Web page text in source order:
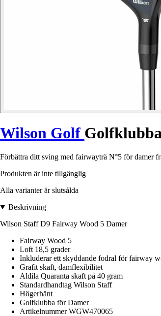
Wilson Golf
Förbättra ditt sving med fairwayträ N°5 för damer
Produkten är inte tillgänglig
Alla varianter är slutsålda
Beskrivning
Wilson Staff D9 Fairway Wood 5 Damer
Fairway Wood 5
Loft 18,5 grader
Inkluderar ett skyddande fodral för fairway
Grafit skaft, damflexibilitet
Aldila Quaranta skaft på 40 gram
Standardhandtag Wilson Staff
Högerhänt
Golfklubba för Damer
Artikelnummer WGW470065